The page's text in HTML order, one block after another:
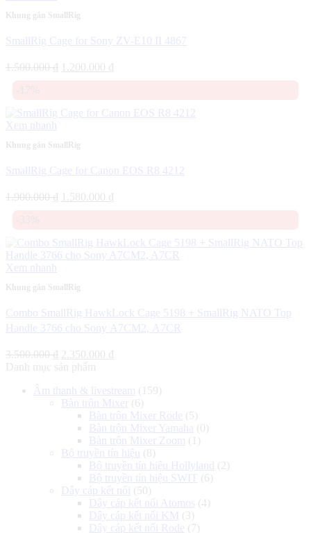
Khung gắn SmallRig
SmallRig Cage for Sony ZV-E10 II 4867
1.500.000₫
Giá
1.200.000 ₫
1.200.000 ₫.
Xem nhanh
Khung gắn SmallRig
SmallRig Cage for Canon EOS R8 4212
1.900.000₫
Giá
1.580.000 ₫
1.580.000 ₫.
Xem nhanh
Khung gắn SmallRig
Combo SmallRig HawkLock Cage 5198 + SmallRig NATO Top
Handle 3766 cho Sony A7CM2, A7CR
3.500.000₫
Giá
gốc
3.500.000 ₫.
2.350.000 ₫
là:
2.350.000 ₫.
Danh mục sản phẩm
Âm thanh & livestream (159)
Bàn trộn Mixer
(6)
Bàn trộn Mixer Rode (5)
Bàn trộn Mixer Yamaha (0)
Bàn trộn Mixer Zoom (1)
Bộ truyền tín hiệu
(8)
Bộ truyền tín hiệu Hollyland
(2)
Bộ truyền tín hiệu SWIT (6)
Dây cáp kết nối (50)
Dây cáp kết nối Atomos (4)
Dây cáp kết nối KM (3)
Dây cáp kết nối Rode (7)